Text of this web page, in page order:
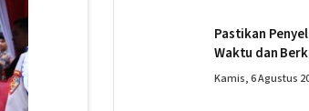
Pastikan
Waktu dan
Tinjau
Kamis, 6 Agustus